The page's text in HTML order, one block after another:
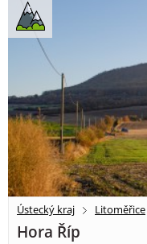
Ústecký kraj Litoměřice
Hora Říp